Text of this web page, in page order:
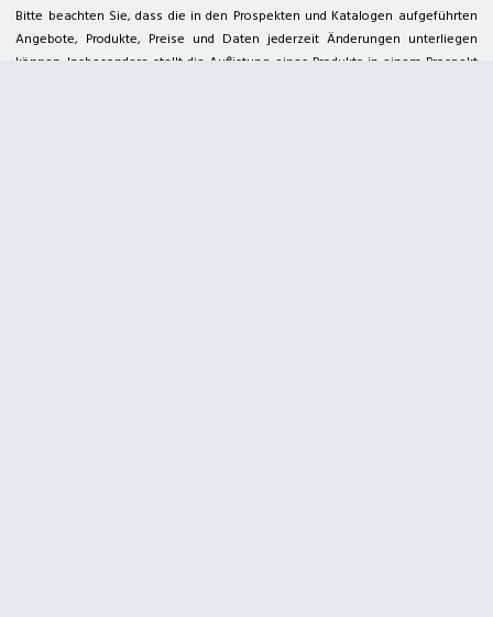
Bitte beachten Sie, dass die in den Prospekten und Katalogen aufgeführten
Angebote, Produkte, Preise und Daten jederzeit Änderungen unterliegen
können. Insbesondere stellt die Auflistung eines Produkts in einem Prospekt
Kontakt Geschäftszeiten Impressum DatenschutzerklärungSitemap